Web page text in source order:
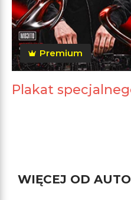
Premium
Plakat
WIĘCEJ OD